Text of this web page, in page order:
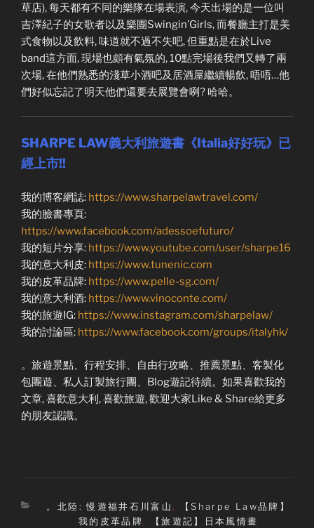
草店), 每天都有不同的樂隊在場表演, 今天出場的是一位叫
吉澤紀子的女歌者以及樂團Swingin’Girls, 而餐廳主打是美
式食物以及飲料, 味道就不過不失吧, 但重點是在於Live
band這方面, 現場也頗有氣氛的, 10點完場後我們又轉了兩
次場, 在他們熟悉的淺草小酒吧及居酒屋繼續暢飲, 唔唔…他
們好似忘記了明天他們還要去展覽會咧? 哈哈。
SHARPE LAW義大利旅遊書《Italia好好玩》已
經上市!!
我的博客網誌: https://www.sharpelawtravel.com/
我的臉書專頁:
https://www.facebook.com/adessoefuturo/
我的短片分享: https://www.youtube.com/user/sharpe16
我的意大利皮: https://www.tunenic.com
我的皮革品牌: https://www.pelle-sg.com/
我的意大利酒: https://www.vinoconte.com/
我的旅遊IG: https://www.instagram.com/sharpelaw/
我的討論區: https://www.facebook.com/groups/italyhk/
。旅遊景點、行程安排、自由行攻略、推薦景點、客製化
包團遊、私人訂製旅行團、Blog遊記待續。如果喜歡我的
文章, 喜歡意大利, 喜歡旅遊, 歡迎大家Like & Share給更多
的朋友認識。
Categories
。北陸: 慢遊福井石川富山 ,
【Sharpe Law品牌】
我的皮革品牌, 【旅遊記】日本風情畫